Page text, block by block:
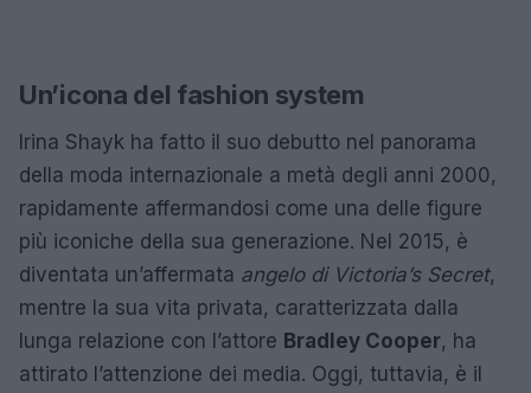
Un’icona del fashion system
Irina Shayk ha fatto il suo debutto nel panorama
della moda internazionale a metà degli anni 2000,
rapidamente affermandosi come una delle figure
più iconiche della sua generazione. Nel 2015, è
diventata un’affermata angelo di Victoria’s Secret,
mentre la sua vita privata, caratterizzata dalla
lunga relazione con l’attore Bradley Cooper, ha
attirato l’attenzione dei media. Oggi, tuttavia, è il